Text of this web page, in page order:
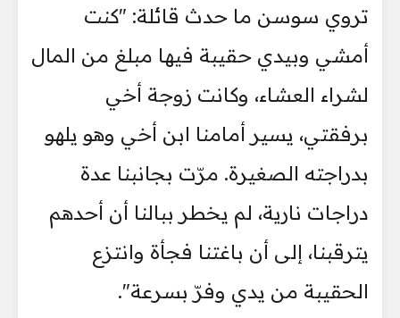
تروي سوسن ما حدث قائلة: "كنت
أمشي وبيدي حقيبة فيها مبلغ من المال
لشراء العشاء، وكانت زوجة أخي
برفقتي، يسير أمامنا ابن أخي وهو يلهو
بدراجته الصغيرة. مرّت بجانبنا عدة
دراجات نارية، لم يخطر ببالنا أن أحدهم
يترقبنا، إلى أن باغتنا فجأة وانتزع
الحقيبة من يدي وفرّ بسرعة".